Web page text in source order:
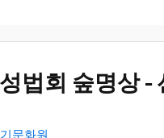
법회 숲명상 -
기문화원